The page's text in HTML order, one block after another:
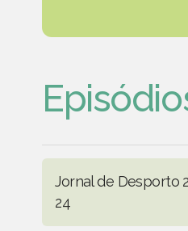
Jornal de Desporto
24